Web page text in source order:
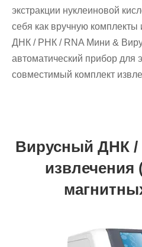
экстракции нуклеиновой
себя как вручную комплекты
ДНК / РНК / RNA Мини &
автоматический прибор для
совместимый комплект
Вирусный ДНК /
извлечения